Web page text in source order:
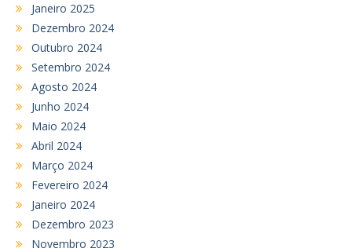
Janeiro 2025
Dezembro 2024
Outubro 2024
Setembro 2024
Agosto 2024
Junho 2024
Maio 2024
Abril 2024
Março 2024
Fevereiro 2024
Janeiro 2024
Dezembro 2023
Novembro 2023